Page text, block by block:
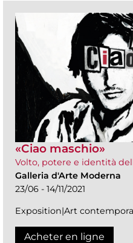
«Ciao maschio»
Volto, potere e identità
Galleria d'Arte Moderna
23/06 - 14/11/2021
Exposition|Art
Acheter en ligne